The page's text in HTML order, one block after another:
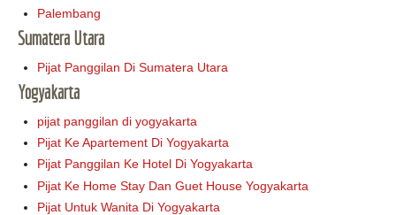
Palembang
Sumatera Utara
Pijat Panggilan Di Sumatera Utara
Yogyakarta
pijat panggilan di yogyakarta
Pijat Ke Apartement Di Yogyakarta
Pijat Panggilan Ke Hotel Di Yogyakarta
Pijat Ke Home Stay Dan Guet House Yogyakarta
Pijat Untuk Wanita Di Yogyakarta